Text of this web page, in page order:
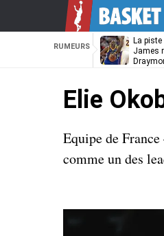
RUMEURS
La piste
James
Elie
Equipe de
comme un des